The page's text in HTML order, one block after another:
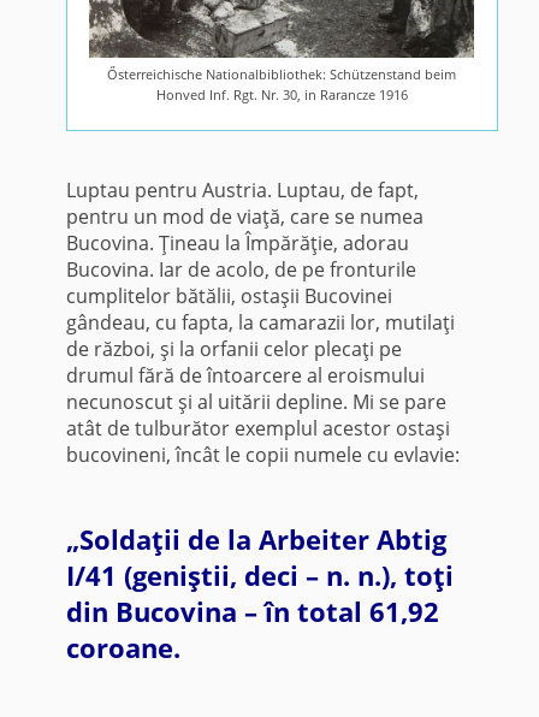
Ősterreichische Nationalbibliothek: Schützenstand beim
Honved Inf. Rgt. Nr. 30, in Rarancze 1916
Luptau pentru Austria. Luptau, de fapt,
pentru un mod de viaţă, care se numea
Bucovina. Ţineau la Împărăţie, adorau
Bucovina. Iar de acolo, de pe fronturile
cumplitelor bătălii, ostaşii Bucovinei
gândeau, cu fapta, la camarazii lor, mutilaţi
de război, şi la orfanii celor plecaţi pe
drumul fără de întoarcere al eroismului
necunoscut şi al uitării depline. Mi se pare
atât de tulburător exemplul acestor ostaşi
bucovineni, încât le copii numele cu evlavie:
„Soldaţii de la Arbeiter Abtig
I/41 (geniştii, deci – n. n.), toţi
din Bucovina – în total 61,92
coroane.